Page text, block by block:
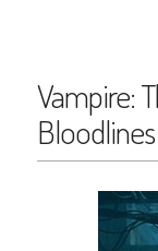
Vampire: